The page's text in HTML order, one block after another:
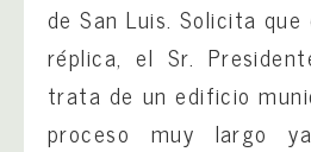
de San Luis. Solicita
réplica, el Sr.
trata de un edificio
proceso muy largo